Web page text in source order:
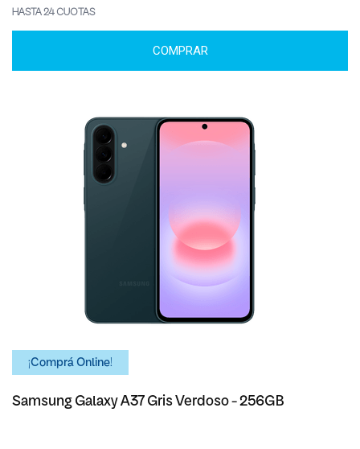
HASTA 24 CUOTAS
COMPRAR
¡Comprá Online!
Samsung Galaxy A37 Gris Verdoso - 256GB